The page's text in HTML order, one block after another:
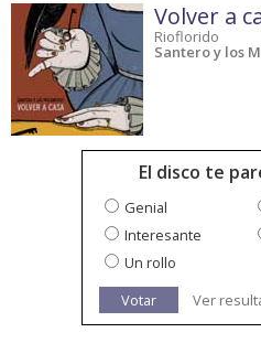
Volver a
Rioflorido
Santero y los
El disco te
Genial
Interesante
Un rollo
Votar
Ver